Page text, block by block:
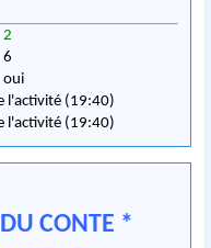
2
6
oui
l'activité (19:40)
l'activité (19:40)
CONTE *